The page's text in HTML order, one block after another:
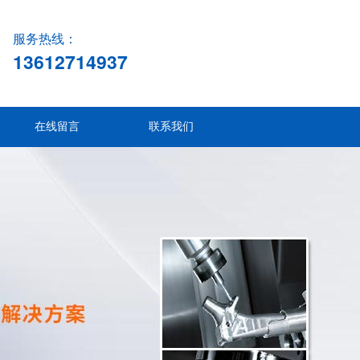
服务热线：
13612714937
在线留言 联系我们